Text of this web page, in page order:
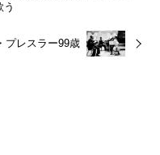
プレスラー99歳